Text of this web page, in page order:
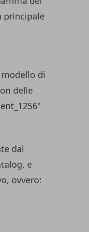
principale
di
delle
dal
e
ovvero: